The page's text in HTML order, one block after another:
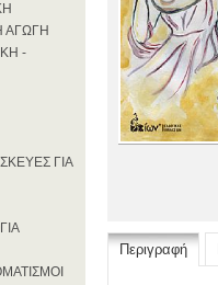
ΑΓΩΓΗ
-
ΓΙΑ
Περιγραφή